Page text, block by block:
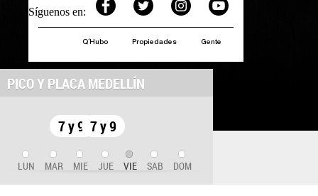
Síguenos en:
Q´Hubo Propiedades Gente
PICO Y PLACA MEDELLÍN
7 y 9 7 y 9
LUN MAR MIE JUE VIE SAB DOM